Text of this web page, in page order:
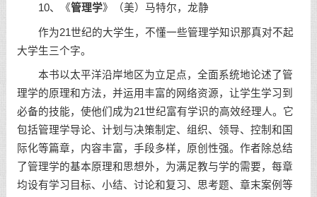
10、《管理学》（美）马特尔，龙静
作为21世纪的大学生，不懂一些管理学知识那真对不起
大学生三个字。
本书以太平洋沿岸地区为立足点，全面系统地论述了管
理学的原理和方法，并运用丰富的网络资源，让学生学习到
必备的技能，使他们成为21世纪富有学识的高效经理人。它
包括管理学导论、计划与决策制定、组织、领导、控制和国
际化等篇章，内容丰富，手段多样，原创性强。作者除总结
了管理学的基本原理和思想外，为满足教与学的需要，每章
均设有学习目标、小结、讨论和复习、思考题、章末案例等